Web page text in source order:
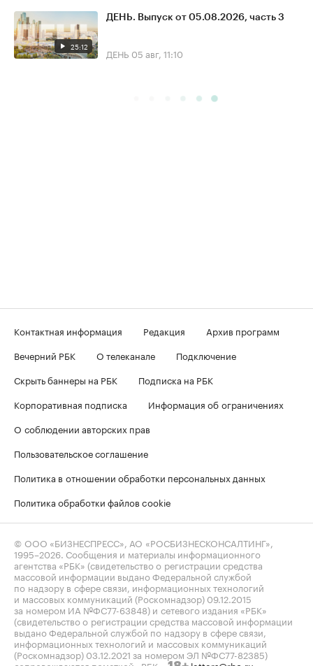
25:12
ДЕНЬ. Выпуск от 05.08.2026, часть 3
ДЕНЬ 05 авг, 11:10
Контактная информация Редакция
Архив программ
Вечерний РБК
О телеканале
Подключение
Скрыть баннеры на РБК
Подписка на РБК
Корпоративная подписка
Информация об ограничениях
О соблюдении авторских прав
Пользовательское соглашение
Политика в отношении обработки персональных данных
Политика обработки файлов cookie
© ООО «БИЗНЕСПРЕСС», АО «РОСБИЗНЕСКОНСАЛТИНГ»,
1995–2026 . Сообщения и материалы информационного
агентства «РБК» (свидетельство о регистрации средства
массовой информации выдано Федеральной службой
по надзору в сфере связи, информационных технологий
и массовых коммуникаций (Роскомнадзор) 09.12.2015
за номером ИА №ФС77-63848) и сетевого издания «РБК»
(свидетельство о регистрации средства массовой информации
выдано Федеральной службой по надзору в сфере связи,
информационных технологий и массовых коммуникаций
(Роскомнадзор) 03.12.2021 за номером ЭЛ №ФС77-82385)